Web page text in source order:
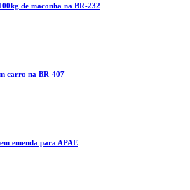
de maconha na BR-232
carro na BR-407
emenda para APAE